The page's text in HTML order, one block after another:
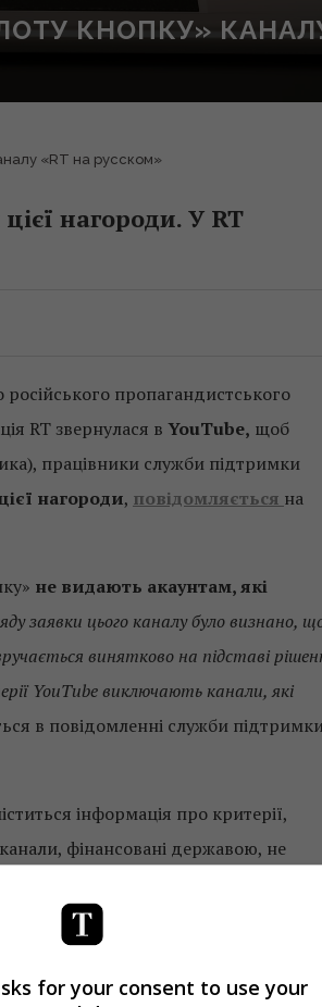
КНОПКУ»
«RT на русском»
нагороди. У RT
пропагандистського
RT звернулася в YouTube, щоб
працівники служби підтримки
нагороди, повідомляється на
не видають акаунтам, які
заявки цього каналу було визнано,
винятково на підставі
YouTube виключають канали, які
в повідомленні служби
інформація про критерії,
фінансовані державою, не
авторських прав і принципів
і до правил можуть застосовуватися
що критерії YouTube виключають
for your consent to use your